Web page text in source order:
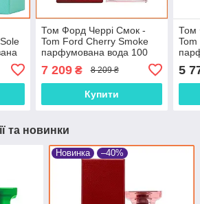
Том Форд Черрі Смок -
Tom Ford Cherry Smoke
парфумована вода 100
7 209₴ 8 209 ₴
Купити
Том
5
та новинки
Новинка –40%